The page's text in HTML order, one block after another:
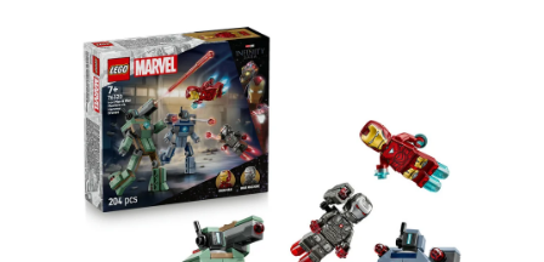
0,0
z
5
hviezdičiek.